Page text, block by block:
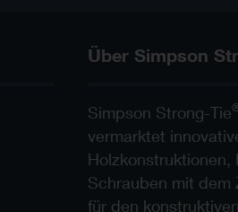
Über Simpson
Simpson Strong-Tie
vermarktet
Holzkonstruktionen,
Schrauben mit dem
für den